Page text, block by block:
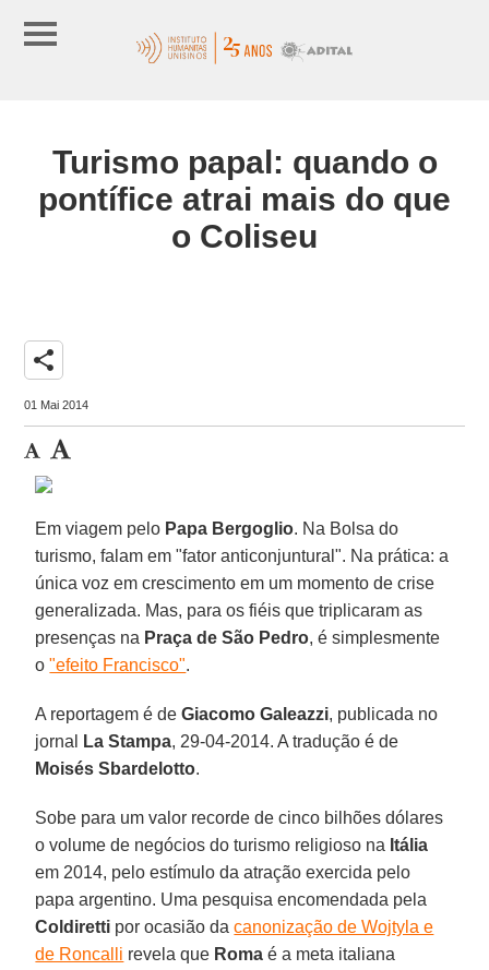
Turismo papal: quando o
pontífice atrai mais do que
o Coliseu
share
01 Mai 2014
Em viagem pelo Papa Bergoglio. Na Bolsa do
turismo, falam em "fator anticonjuntural". Na prática: a
única voz em crescimento em um momento de crise
generalizada. Mas, para os fiéis que triplicaram as
presenças na Praça de São Pedro, é simplesmente
o"efeito Francisco".
A reportagem é deGiacomo Galeazzi, publicada no
jornal
La Stampa, 29-04-2014. A tradução é de
Moisés Sbardelotto.
Sobe para um valor recorde de cinco bilhões dólares
o volume de negócios do turismo religioso na Itália
em 2014, pelo estímulo da atração exercida pelo
papa argentino. Uma pesquisa encomendada pela
Coldiretti por ocasião dacanonização de Wojtyla e
de Roncalli revela que Roma é a meta italiana